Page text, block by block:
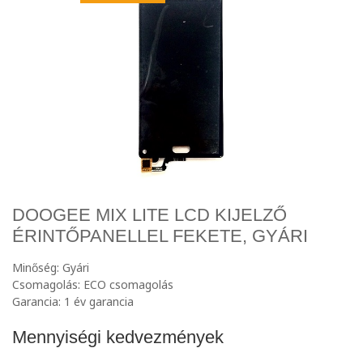
DOOGEE MIX LITE LCD KIJELZŐ
ÉRINTŐPANELLEL FEKETE, GYÁRI
Minőség: Gyári
Csomagolás: ECO csomagolás
Garancia: 1 év garancia
Mennyiségi kedvezmények